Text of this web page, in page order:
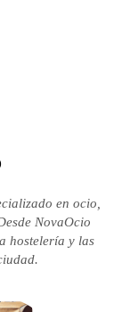
en ocio,
NovaOcio
hostelería y las